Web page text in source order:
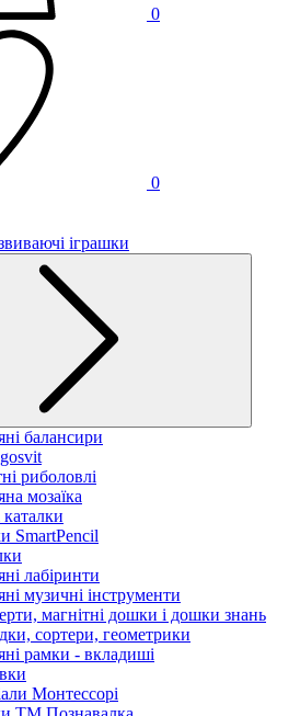
0
0
іграшки
балансири
риболовлі
мозаїка
каталки
SmartPencil
лабіринти
музичні інструменти
магнітні дошки і дошки знань
сортери, геометрики
рамки - вкладиші
Монтессорі